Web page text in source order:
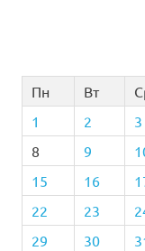
Пн
Вт
1
2 3
8
9
15
16
22
23
29
30